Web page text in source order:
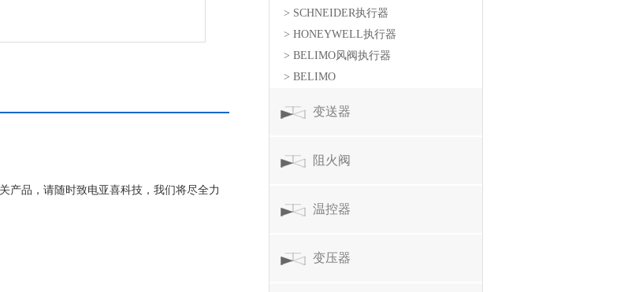
产品，请随时致电亚喜科技，我们将尽全力
> SCHNEIDER执行器
> HONEYWELL执行器
> BELIMO风阀执行器
> BELIMO
变送器
阻火阀
温控器
变压器